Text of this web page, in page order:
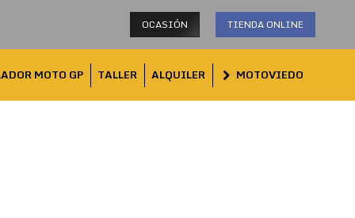
OCASIÓN TIENDA ONLINE
MOTO GP TALLER ALQUILER MOTOVIEDO